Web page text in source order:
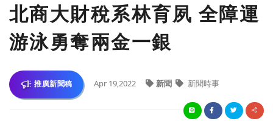
北商大財稅系林育夙 全障運
游泳勇奪兩金一銀
推廣新聞稿 Apr 19,2022 新聞 新聞時事